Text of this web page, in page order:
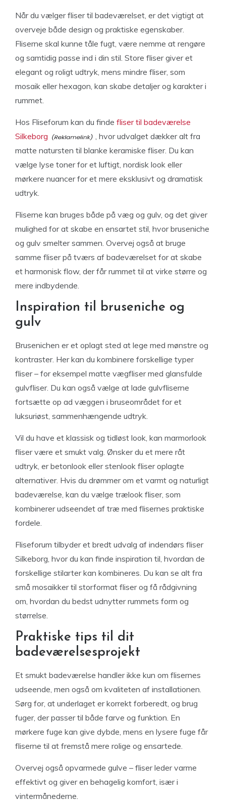
Når du vælger fliser til badeværelset, er det vigtigt at
overveje både design og praktiske egenskaber.
Fliserne skal kunne tåle fugt, være nemme at rengøre
og samtidig passe ind i din stil. Store fliser giver et
elegant og roligt udtryk, mens mindre fliser, som
mosaik eller hexagon, kan skabe detaljer og karakter i
rummet.
Hos Fliseforum kan du finde fliser til badeværelse
Silkeborg
, hvor udvalget dækker alt fra
matte natursten til blanke keramiske fliser. Du kan
vælge lyse toner for et luftigt, nordisk look eller
mørkere nuancer for et mere eksklusivt og dramatisk
udtryk.
Fliserne kan bruges både på væg og gulv, og det giver
mulighed for at skabe en ensartet stil, hvor bruseniche
og gulv smelter sammen. Overvej også at bruge
samme fliser på tværs af badeværelset for at skabe
et harmonisk flow, der får rummet til at virke større og
mere indbydende.
Inspiration til bruseniche og
gulv
Brusenichen er et oplagt sted at lege med mønstre og
kontraster. Her kan du kombinere forskellige typer
fliser – for eksempel matte vægfliser med glansfulde
gulvfliser. Du kan også vælge at lade gulvfliserne
fortsætte op ad væggen i bruseområdet for et
luksuriøst, sammenhængende udtryk.
Vil du have et klassisk og tidløst look, kan marmorlook
fliser være et smukt valg. Ønsker du et mere råt
udtryk, er betonlook eller stenlook fliser oplagte
alternativer. Hvis du drømmer om et varmt og naturligt
badeværelse, kan du vælge trælook fliser, som
kombinerer udseendet af træ med flisernes praktiske
fordele.
Fliseforum tilbyder et bredt udvalg af indendørs fliser
Silkeborg, hvor du kan finde inspiration til, hvordan de
forskellige stilarter kan kombineres. Du kan se alt fra
små mosaikker til storformat fliser og få rådgivning
om, hvordan du bedst udnytter rummets form og
størrelse.
Praktiske tips til dit
badeværelsesprojekt
Et smukt badeværelse handler ikke kun om flisernes
udseende, men også om kvaliteten af installationen.
Sørg for, at underlaget er korrekt forberedt, og brug
fuger, der passer til både farve og funktion. En
mørkere fuge kan give dybde, mens en lysere fuge får
fliserne til at fremstå mere rolige og ensartede.
Overvej også opvarmede gulve – fliser leder varme
effektivt og giver en behagelig komfort, især i
vintermånederne.